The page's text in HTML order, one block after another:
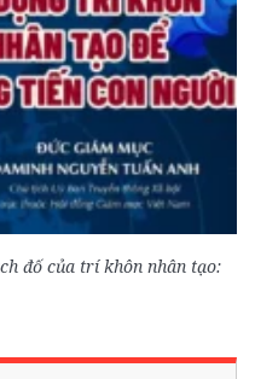
đố của trí khôn nhân tạo: